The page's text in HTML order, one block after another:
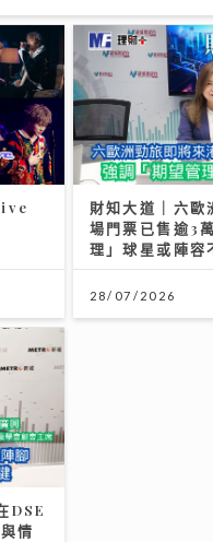
財知大道｜六歐
場門票已售逾3
理」球星或陣容
28/07/2026
DSE
情